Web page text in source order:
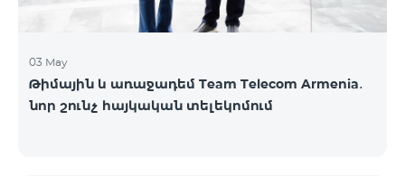
Գվինեա
03 May
Թիմային և առաջադեմ Team Telecom Armenia․
նոր շունչ հայկական տելեկոմում